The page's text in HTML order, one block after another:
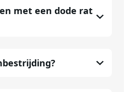
met een dode rat